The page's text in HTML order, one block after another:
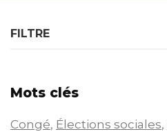
FILTRE
Mots clés
Congé, Élections sociales,